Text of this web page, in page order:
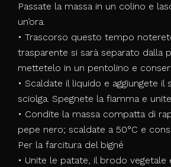
Passate la massa in un colino e
un’ora.
• Trascorso questo tempo
trasparente si sarà separato dalla
mettetelo in un pentolino e
• Scaldate il liquido e aggiungete il
sciolga. Spegnete la fiamma e
• Condite la massa compatta di
pepe nero; scaldate a 50°C e
Per la farcitura del bigné
• Unite le patate, il brodo